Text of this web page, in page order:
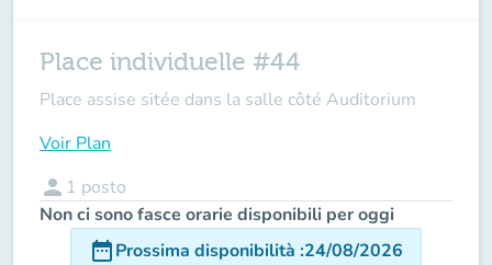
Place individuelle #44
Place assise sitée dans la salle côté Auditorium
Voir Plan
person 1 posto
Non ci sono fasce orarie disponibili per oggi
date_rangeProssima disponibilità :24/08/2026